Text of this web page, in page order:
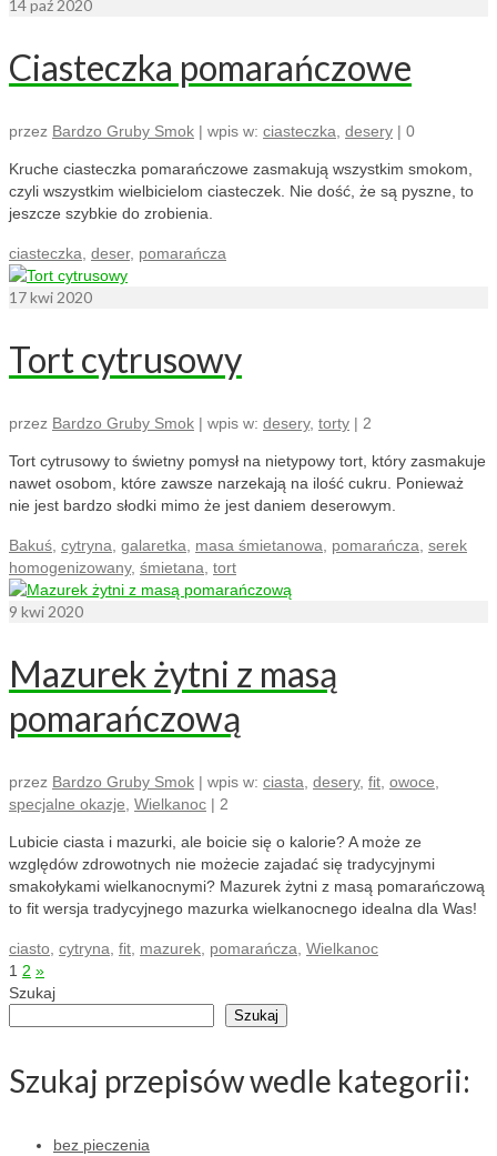
14paź 2020
Ciasteczka pomarańczowe
przez Bardzo Gruby Smok | wpis w: ciasteczka desery | 0
Kruche ciasteczka pomarańczowe zasmakują wszystkim smokom,
czyli wszystkim wielbicielom ciasteczek. Nie dość, że są pyszne, to
jeszcze szybkie do zrobienia.
ciasteczka deser, pomarańcza
17kwi 2020
Tort cytrusowy
przez Bardzo Gruby Smok | wpis w: desery, torty | 2
Tort cytrusowy to świetny pomysł na nietypowy tort, który zasmakuje
nawet osobom, które zawsze narzekają na ilość cukru. Ponieważ
nie jest bardzo słodki mimo że jest daniem deserowym.
Bakuś cytryna galaretka masa śmietanowa pomarańcza serek
homogenizowany, śmietana tort
9 kwi 2020
Mazurek żytni z masą
pomarańczową
przez Bardzo Gruby Smok | wpis w: ciasta desery, fit owoce
specjalne okazje Wielkanoc | 2
Lubicie ciasta i mazurki, ale boicie się o kalorie? A może ze
względów zdrowotnych nie możecie zajadać się tradycyjnymi
smakołykami wielkanocnymi? Mazurek żytni z masą pomarańczową
to fit wersja tradycyjnego mazurka wielkanocnego idealna dla Was!
ciasto cytryna fit mazurek pomarańcza Wielkanoc
Stronicowanie
wpisów
1 2 »
Szukaj
Szukaj
Szukaj przepisów wedle kategorii:
bez pieczenia